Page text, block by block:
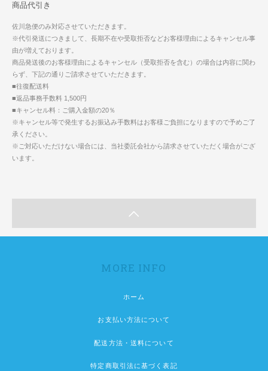
商品代引き
佐川急便のみ対応させていただきます。
※代引発送につきまして、長期不在や受取拒否などお客様理由によるキャンセル事
由が増えております。
商品発送後のお客様理由によるキャンセル（受取拒否を含む）の場合は内容に関わ
らず、下記の通りご請求させていただきます。
■往復配送料
■返品事務手数料 1,500円
■キャンセル料：ご購入金額の20％
※キャンセル等で発生するお振込み手数料はお客様ご負担になりますので予めご了
承ください。
※ご対応いただけない場合には、当社委託会社から請求させていただく場合がござ
います。
MORE INFO
ホーム
お支払い方法について
配送方法・送料について
特定商取引法に基づく表記